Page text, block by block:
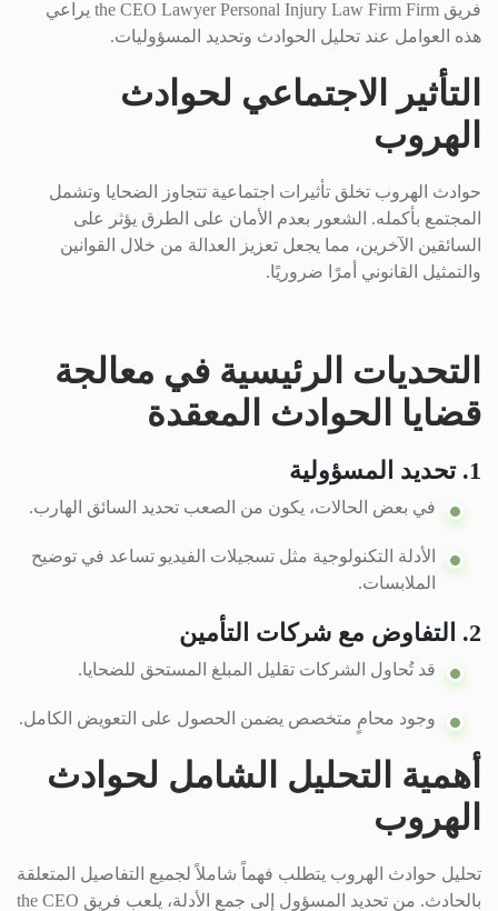
فريق the CEO Lawyer Personal Injury Law Firm Firm يراعي
هذه العوامل عند تحليل الحوادث وتحديد المسؤوليات.
التأثير الاجتماعي لحوادث
الهروب
حوادث الهروب تخلق تأثيرات اجتماعية تتجاوز الضحايا وتشمل
المجتمع بأكمله. الشعور بعدم الأمان على الطرق يؤثر على
السائقين الآخرين، مما يجعل تعزيز العدالة من خلال القوانين
والتمثيل القانوني أمرًا ضروريًا.
التحديات الرئيسية في معالجة
قضايا الحوادث المعقدة
1. تحديد المسؤولية
في بعض الحالات، يكون من الصعب تحديد السائق الهارب.
الأدلة التكنولوجية مثل تسجيلات الفيديو تساعد في توضيح
الملابسات.
2. التفاوض مع شركات التأمين
قد تُحاول الشركات تقليل المبلغ المستحق للضحايا.
وجود محامٍ متخصص يضمن الحصول على التعويض الكامل.
أهمية التحليل الشامل لحوادث
الهروب
تحليل حوادث الهروب يتطلب فهماً شاملاً لجميع التفاصيل المتعلقة
بالحادث. من تحديد المسؤول إلى جمع الأدلة، يلعب فريق the CEO